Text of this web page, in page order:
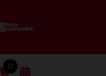
ショッピングカート
0